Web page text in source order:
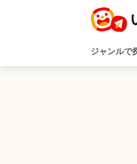
ジャンルで